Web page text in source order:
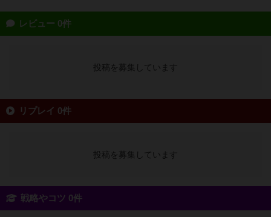
レビュー 0件
投稿を募集しています
リプレイ 0件
投稿を募集しています
戦略やコツ 0件